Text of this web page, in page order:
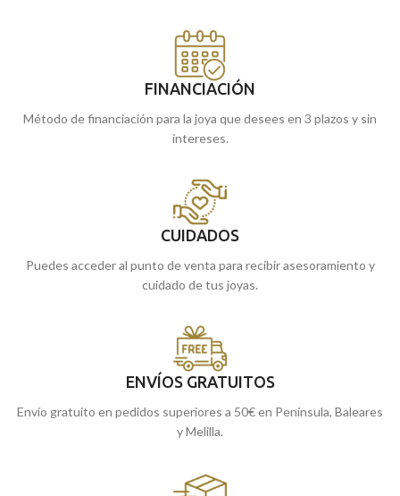
FINANCIACIÓN
Método de financiación para la joya que desees en 3 plazos y sin
intereses.
CUIDADOS
Puedes acceder al punto de venta para recibir asesoramiento y
cuidado de tus joyas.
ENVÍOS GRATUITOS
Envío gratuito en pedidos superiores a 50€ en Península, Baleares
y Melilla.